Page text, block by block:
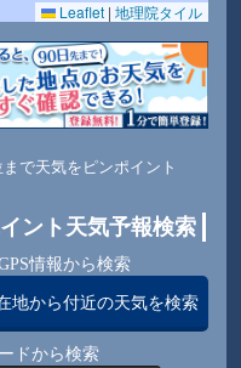
Leaflet | 地理院タイル
で天気をピンポイント
ント天気予報検索
情報から検索
地から付近の天気を検索
ドから検索